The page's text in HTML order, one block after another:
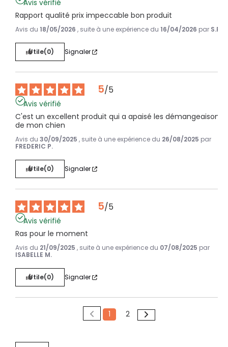
Avis vérifié
Rapport qualité prix impeccable bon produit
Avis du 18/05/2026 , suite à une expérience du 16/04/2026 par S.F.
Utile(0) Signaler
5/5
Avis vérifié
C'est un excellent produit qui a apaisé les démangeaisons
de mon chien
Avis du 30/09/2025 , suite à une expérience du 26/08/2025 par
FREDERIC P.
Utile(0) Signaler
5/5
Avis vérifié
Ras pour le moment
Avis du 21/09/2025 , suite à une expérience du 07/08/2025 par
ISABELLE M.
Utile(0) Signaler
1 2